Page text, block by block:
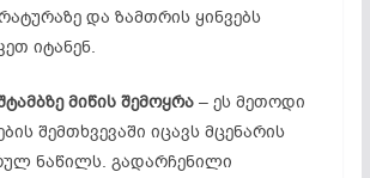
და ზამთრის ყინვებს
იტანენ.
მიწის შემოყრა– ეს მეთოდი
შემთხვევაში იცავს მცენარის
ნაწილს. გადარჩენილი